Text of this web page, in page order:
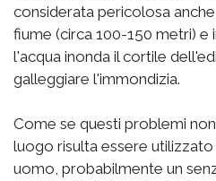
considerata pericolosa
fiume (circa 100-150 metri) e
l'acqua inonda il cortile
galleggiare l'immondizia.
Come se questi problemi
luogo risulta essere
uomo, probabilmente un